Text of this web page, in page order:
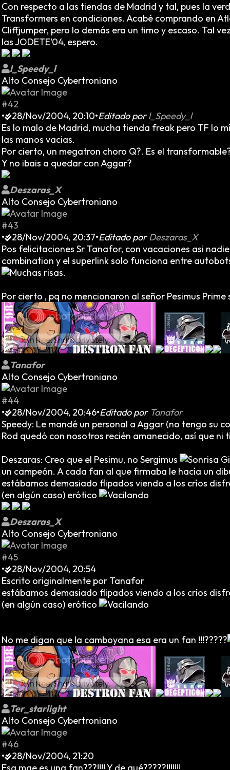
Con respecto a las tiendas de Madrid y tal, pues la
Transformers en condiciones. Acabé comprando en
Cliffjumper, pero lo demás era un timo y escaso. Tal
las JODETE'04, espero.
l_Speedy_l
Alto Consejo Cybertroniano
#42
•
28/Nov/2004, 20:10•Editado porl_Speedy_l
Es lo malo de Madrid, mucha tienda freak pero TF lo
las manos vacias.
Por cierto, un megatron choro Q?. Es el
Y no ibais a quedar con Aggar?
Deszaras_X
Alto Consejo Cybertroniano
#43
•
28/Nov/2004, 20:37•Editado porDeszaras_X
Pos felicitaciones Sr Tanafor, con vacaciones asi
combination y el superlink solo funciona entre
.
Por cierto , pq no mencionaron al señor Pesimus
Tanafor
Alto Consejo Cybertroniano
#44
•
28/Nov/2004, 20:46•Editado por Tanafor
Speedy: Le mandé un personal a Aggar (no tengo su
Rod quedó con nosotros recién amanecido, así que
Deszaras: Creo que el Pesimu, no Sergimus
un campeón. A cada fan al que firmaba le hacía un
estábamos demasiado flipados viendo a los críos
(en algún caso) erótico
Deszaras_X
Alto Consejo Cybertroniano
#45
•
28/Nov/2004, 20:54
Escrito originalmente por Tanafor
estábamos demasiado flipados viendo a los críos
(en algún caso) erótico
No me digan que la camboyana esa era un fan !!!?????
Ter_starlight
Alto Consejo Cybertroniano
#46
•
28/Nov/2004, 21:20